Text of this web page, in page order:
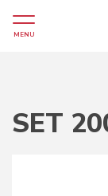
MENU
SET